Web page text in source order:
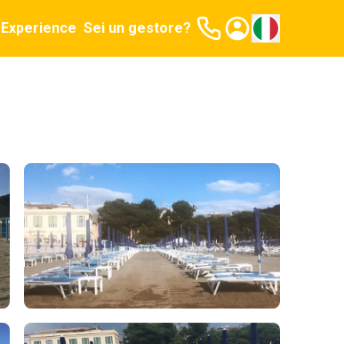
Experience Sei un gestore?